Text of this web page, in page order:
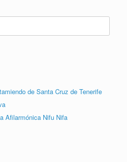
de Santa Cruz de Tenerife
Afilarmónica Nifu Nifa